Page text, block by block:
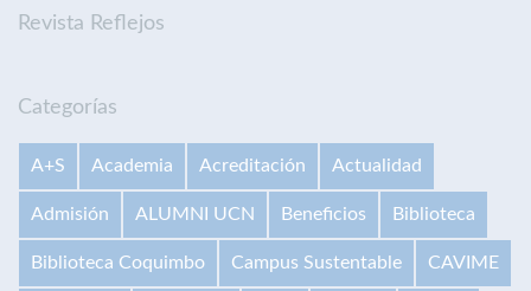
Revista Reflejos
Categorías
A+S Academia Acreditación Actualidad
Admisión ALUMNI UCN Beneficios Biblioteca
Biblioteca Coquimbo Campus Sustentable CAVIME